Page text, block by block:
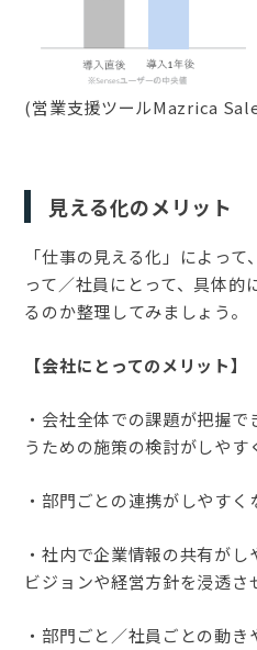
(営業支援ツールMazrica
見える化のメリット
「仕事の見える化」によっ
って／社員にとって、具体的
るのか整理してみましょう。
【会社にとってのメリット】
・会社全体での課題が把握
うための施策の検討がしやす
・部門ごとの連携がしやすく
・社内で企業情報の共有が
ビジョンや経営方針を浸透さ
・部門ごと／社員ごとの動き